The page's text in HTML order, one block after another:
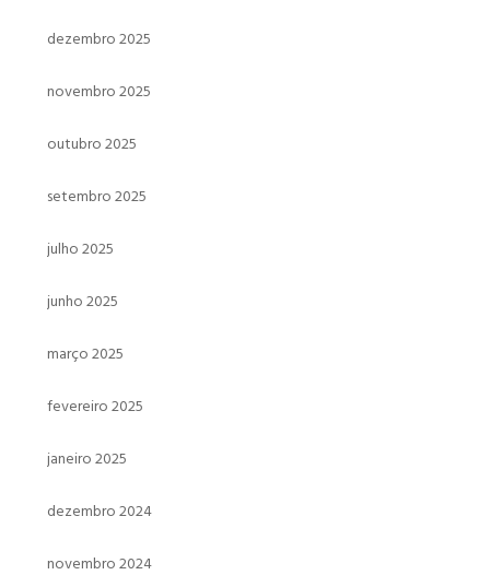
dezembro 2025
novembro 2025
outubro 2025
setembro 2025
julho 2025
junho 2025
março 2025
fevereiro 2025
janeiro 2025
dezembro 2024
novembro 2024